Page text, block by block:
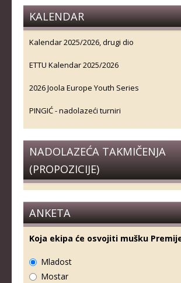
KALENDAR
Kalendar 2025/2026, drugi dio
ETTU Kalendar 2025/2026
2026 Joola Europe Youth Series
PINGIĆ - nadolazeći turniri
NADOLAZEĆA TAKMIČENJA
(PROPOZICIJE)
ANKETA
Koja ekipa će osvojiti mušku
Mladost
Mostar